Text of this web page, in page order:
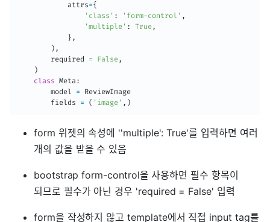
            attrs
={
'class' : 'form-control' ,
'multiple' : True,
} ,
) ,
        required
= False,
)
class Meta :
        model
= ReviewImage
        fields
= ( 'image' , )
form 위젯의 속성에 ''multiple': True'를 입력하면 여러
개의 값을 받을 수 있음
bootstrap form-control을 사용하면 필수 항목이
되므로 필수가 아닌 경우 'required = False' 입력
form을 작성하지 않고 template에서 직접 input tag를